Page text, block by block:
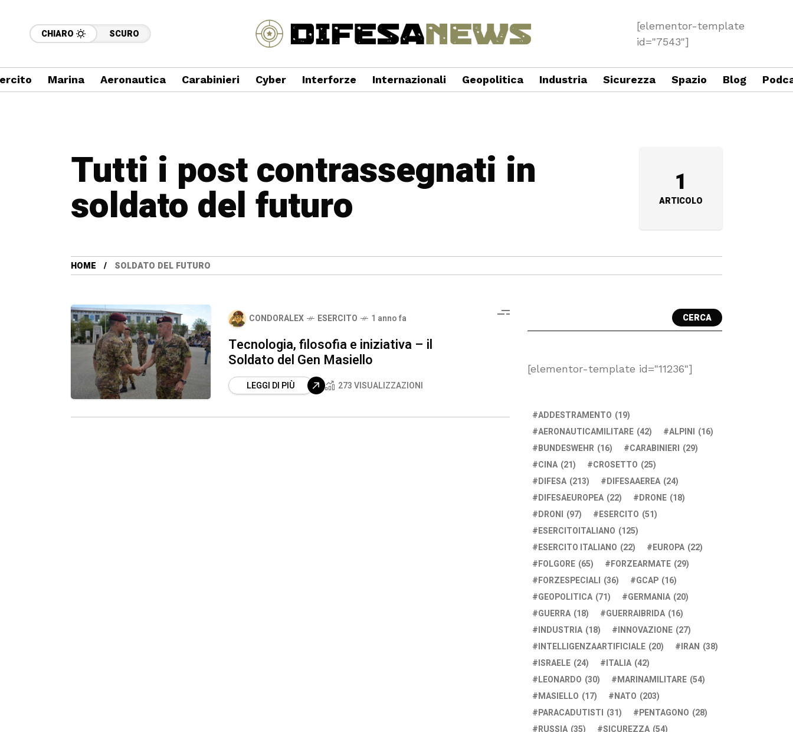
CHIARO SCURO
[elementor-template
id="7543"]
Marina Aeronautica Carabinieri Cyber Interforze Internazionali Geopolitica Industria Sicurezza Spazio Blog
Tutti i post contrassegnati in
soldato del futuro 1
ARTICOLO
HOME SOLDATO DEL FUTURO
CONDORALEX ESERCITO 1 anno fa
Tecnologia, filosofia e iniziativa – il
Soldato del Gen Masiello
LEGGI DI PIÙ 273 VISUALIZZAZIONI
CERCA
[elementor-template id="11236"]
ADDESTRAMENTO (19)
AERONAUTICAMILITARE (42) ALPINI (16)
BUNDESWEHR (16) CARABINIERI (29)
CINA (21) CROSETTO (25)
DIFESA (213) DIFESAAEREA (24)
DIFESAEUROPEA (22) DRONE (18)
DRONI (97) ESERCITO (51)
ESERCITOITALIANO (125)
ESERCITO ITALIANO (22) EUROPA (22)
FOLGORE (65) FORZEARMATE (29)
FORZESPECIALI (36) GCAP (16)
GEOPOLITICA (71) GERMANIA (20)
GUERRA (18) GUERRAIBRIDA (16)
INDUSTRIA (18) INNOVAZIONE (27)
INTELLIGENZAARTIFICIALE (20) IRAN (38)
ISRAELE (24) ITALIA (42)
LEONARDO (30) MARINAMILITARE (54)
MASIELLO (17) NATO (203)
PARACADUTISTI (31) PENTAGONO (28)
RUSSIA (35) SICUREZZA (54)